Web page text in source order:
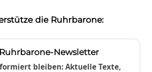
die Ruhrbarone:
Ruhrbarone-Newsletter
bleiben: Aktuelle Texte,